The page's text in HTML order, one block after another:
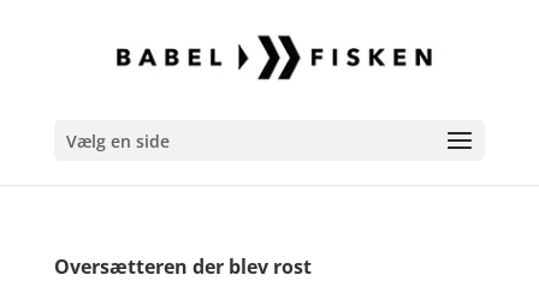
Vælg en side
Oversætteren der blev rost